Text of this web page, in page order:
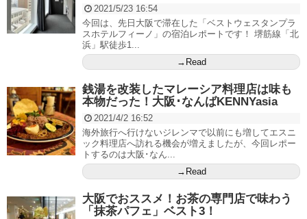
2021/5/23 16:54
今回は、先日大阪で滞在した「ベストウェスタンプラ
スホテルフィーノ」の宿泊レポートです！ 堺筋線「北
浜」駅徒歩1...
→Read
銭湯を改装したマレーシア料理店は味も
本物だった！大阪･なんばKENNYasia
2021/4/2 16:52
海外旅行へ行けないジレンマで以前にも増してエスニ
ック料理店へ訪れる機会が増えましたが、今回レポー
トするのは大阪･なん...
→Read
大阪でおススメ！お茶の専門店で味わう
「抹茶パフェ」ベスト3！